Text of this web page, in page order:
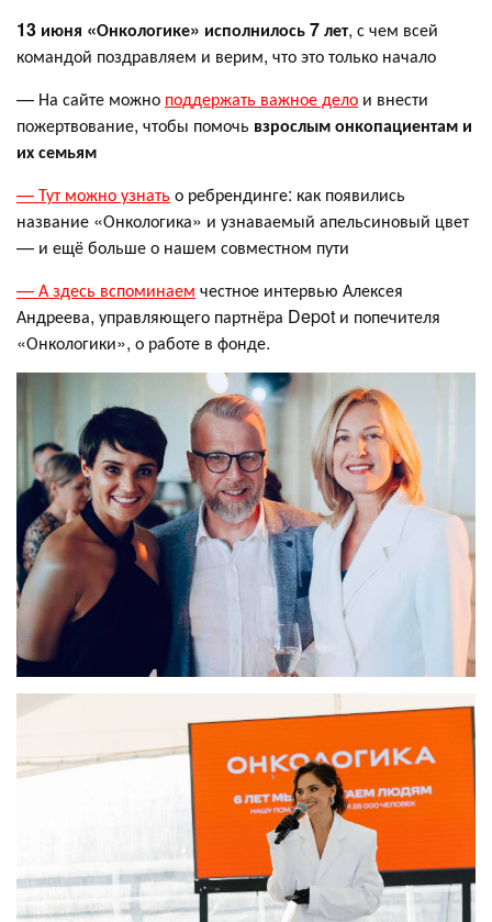
13 июня «Онкологике» исполнилось 7 лет, с чем всей
командой поздравляем и верим, что это только начало
— На сайте можно поддержать важное дело и внести
пожертвование, чтобы помочь взрослым онкопациентам и
их семьям
— Тут можно узнать о ребрендинге: как появились
название «Онкологика» и узнаваемый апельсиновый цвет
— и ещё больше о нашем совместном пути
— А здесь вспоминаем честное интервью Алексея
Андреева, управляющего партнёра Depot и попечителя
«Онкологики», о работе в фонде.